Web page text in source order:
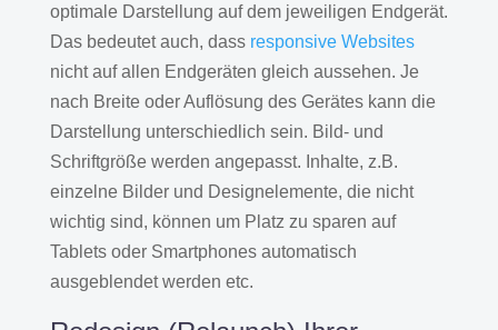
optimale Darstellung auf dem jeweiligen Endgerät.
Das bedeutet auch, dass responsive Websites
nicht auf allen Endgeräten gleich aussehen. Je
nach Breite oder Auflösung des Gerätes kann die
Darstellung unterschiedlich sein. Bild- und
Schriftgröße werden angepasst. Inhalte, z.B.
einzelne Bilder und Designelemente, die nicht
wichtig sind, können um Platz zu sparen auf
Tablets oder Smartphones automatisch
ausgeblendet werden etc.